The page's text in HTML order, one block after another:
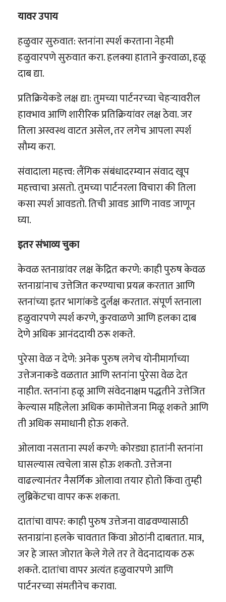
यावर उपाय
हळुवार सुरुवात: स्तनांना स्पर्श करताना नेहमी
हळुवारपणे सुरुवात करा. हलक्या हाताने कुरवाळा, हळू
दाब द्या.
प्रतिक्रियेकडे लक्ष द्या: तुमच्या पार्टनरच्या चेहऱ्यावरील
हावभाव आणि शारीरिक प्रतिक्रियांवर लक्ष ठेवा. जर
तिला अस्वस्थ वाटत असेल, तर लगेच आपला स्पर्श
सौम्य करा.
संवादाला महत्त्व: लैंगिक संबंधादरम्यान संवाद खूप
महत्त्वाचा असतो. तुमच्या पार्टनरला विचारा की तिला
कसा स्पर्श आवडतो. तिची आवड आणि नावड जाणून
घ्या.
इतर संभाव्य चुका
केवळ स्तनाग्रांवर लक्ष केंद्रित करणे: काही पुरुष केवळ
स्तनाग्रांनाच उत्तेजित करण्याचा प्रयत्न करतात आणि
स्तनांच्या इतर भागांकडे दुर्लक्ष करतात. संपूर्ण स्तनाला
हळुवारपणे स्पर्श करणे, कुरवाळणे आणि हलका दाब
देणे अधिक आनंददायी ठरू शकते.
पुरेसा वेळ न देणे: अनेक पुरुष लगेच योनीमार्गाच्या
उत्तेजनाकडे वळतात आणि स्तनांना पुरेसा वेळ देत
नाहीत. स्तनांना हळू आणि संवेदनाक्षम पद्धतीने उत्तेजित
केल्यास महिलेला अधिक कामोत्तेजना मिळू शकते आणि
ती अधिक समाधानी होऊ शकते.
ओलावा नसताना स्पर्श करणे: कोरड्या हातांनी स्तनांना
घासल्यास त्वचेला त्रास होऊ शकतो. उत्तेजना
वाढल्यानंतर नैसर्गिक ओलावा तयार होतो किंवा तुम्ही
लुब्रिकेंटचा वापर करू शकता.
दातांचा वापर: काही पुरुष उत्तेजना वाढवण्यासाठी
स्तनाग्रांना हलके चावतात किंवा ओठांनी दाबतात. मात्र,
जर हे जास्त जोरात केले गेले तर ते वेदनादायक ठरू
शकते. दातांचा वापर अत्यंत हळुवारपणे आणि
पार्टनरच्या संमतीनेच करावा.